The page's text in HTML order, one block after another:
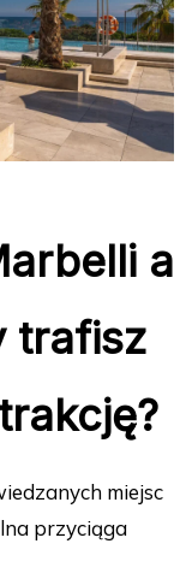
a
trafisz
miejsc
przyciąga